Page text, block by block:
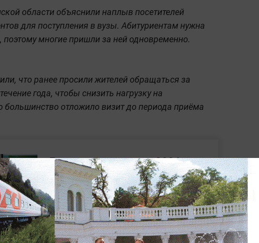
области объяснили наплыв посетителей
для поступления в вузы. Абитуриентам нужна
поэтому многие пришли за ней одновременно.
что ранее просили жителей обращаться за
года, чтобы снизить нагрузку на
большинство отложило визит до периода приёма
Летние каникулы в 2026
году увеличили на пять дней
из-за ЕГЭ